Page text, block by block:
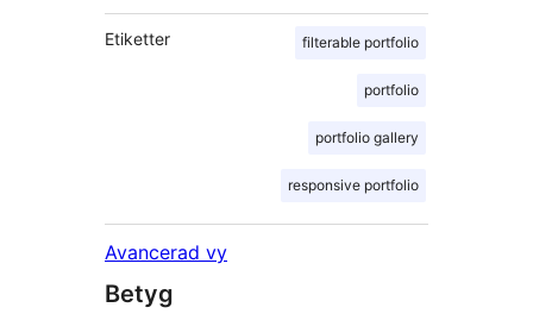
Etiketter filterable portfolio
portfolio
portfolio gallery
responsive portfolio
Avancerad vy
Betyg